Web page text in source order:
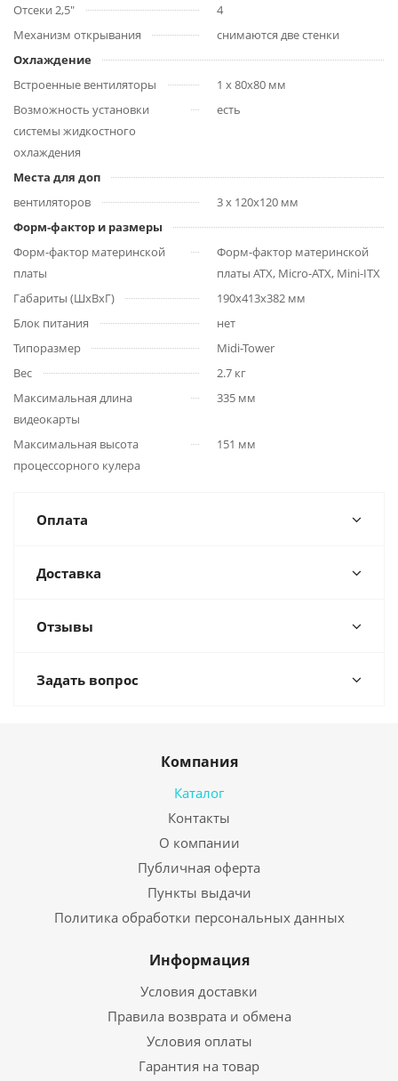
Отсеки 2,5"
4
Механизм открывания
снимаются две стенки
Охлаждение
Встроенные вентиляторы
1 x 80x80 мм
Возможность установки
системы жидкостного
охлаждения
есть
Места для доп
вентиляторов
3 x 120x120 мм
Форм-фактор и размеры
Форм-фактор материнской
платы
Форм-фактор материнской
платы ATX, Micro-ATX, Mini-ITX
Габариты (ШхВхГ)
190x413x382 мм
Блок питания
нет
Типоразмер
Midi-Tower
Вес
2.7 кг
Максимальная длина
видеокарты
335 мм
Максимальная высота
процессорного кулера
151 мм
Оплата
Доставка
Отзывы
Задать вопрос
Компания
Каталог
Контакты
О компании
Публичная оферта
Пункты выдачи
Политика обработки персональных данных
Информация
Условия доставки
Правила возврата и обмена
Условия оплаты
Гарантия на товар